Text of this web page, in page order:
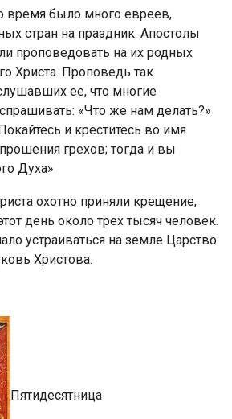
время было много евреев,
стран на праздник. Апостолы
проповедовать на их родных
Христа. Проповедь так
ее, что многие
«Что же нам делать?»
и креститесь во имя
грехов; тогда и вы
Духа»
охотно приняли крещение,
день около трех тысяч человек.
устраиваться на земле Царство
Христова.
Пятидесятница